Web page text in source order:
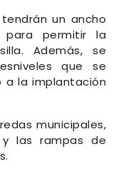
un ancho
permitir la
Además, se
que se
a la implantación
municipales,
y las rampas de